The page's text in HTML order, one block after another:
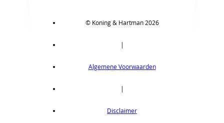
© Koning & Hartman 2026
|
Algemene Voorwaarden
|
Disclaimer